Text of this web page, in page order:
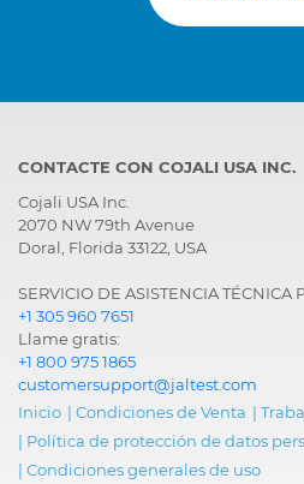
CONTACTE CON COJALI USA INC.
Cojali USA Inc.
2070 NW 79th Avenue
Doral, Florida 33122, USA
SERVICIO DE ASISTENCIA TÉCNICA
+1 305 960 7651
Llame gratis:
+1 800 975 1865
customersupport@jaltest.com
Inicio | Condiciones de Venta |
| Política de protección de datos
| Condiciones generales de uso